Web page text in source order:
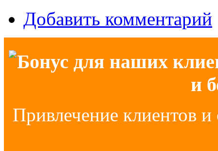
Добавить комментарий
Бонус для наших
и
Привлечение клиентов и